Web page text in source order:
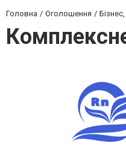
Головна Оголошення